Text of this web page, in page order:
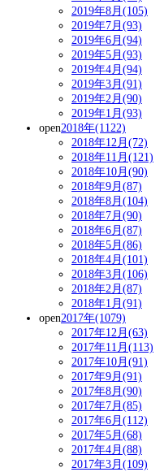
2019年8月(105)
2019年7月(93)
2019年6月(94)
2019年5月(93)
2019年4月(94)
2019年3月(91)
2019年2月(90)
2019年1月(93)
open2018年(1122)
2018年12月(72)
2018年11月(121)
2018年10月(90)
2018年9月(87)
2018年8月(104)
2018年7月(90)
2018年6月(87)
2018年5月(86)
2018年4月(101)
2018年3月(106)
2018年2月(87)
2018年1月(91)
open2017年(1079)
2017年12月(63)
2017年11月(113)
2017年10月(91)
2017年9月(91)
2017年8月(90)
2017年7月(85)
2017年6月(112)
2017年5月(68)
2017年4月(88)
2017年3月(109)